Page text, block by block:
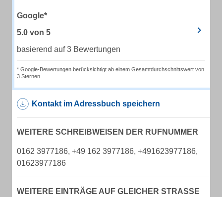
Google*
5.0 von 5
basierend auf 3 Bewertungen
* Google-Bewertungen berücksichtigt ab einem Gesamtdurchschnittswert von
3 Sternen
Kontakt im Adressbuch speichern
WEITERE SCHREIBWEISEN DER RUFNUMMER
0162 3977186, +49 162 3977186, +491623977186,
01623977186
WEITERE EINTRÄGE AUF GLEICHER STRASSE